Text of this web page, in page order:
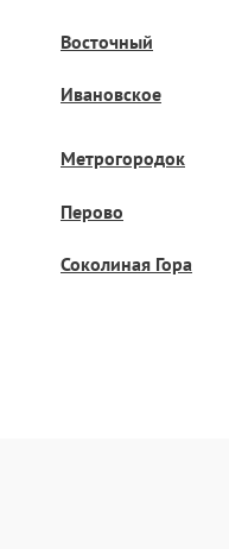
Восточный
Ивановское
Метрогородок
Перово
Соколиная Гора